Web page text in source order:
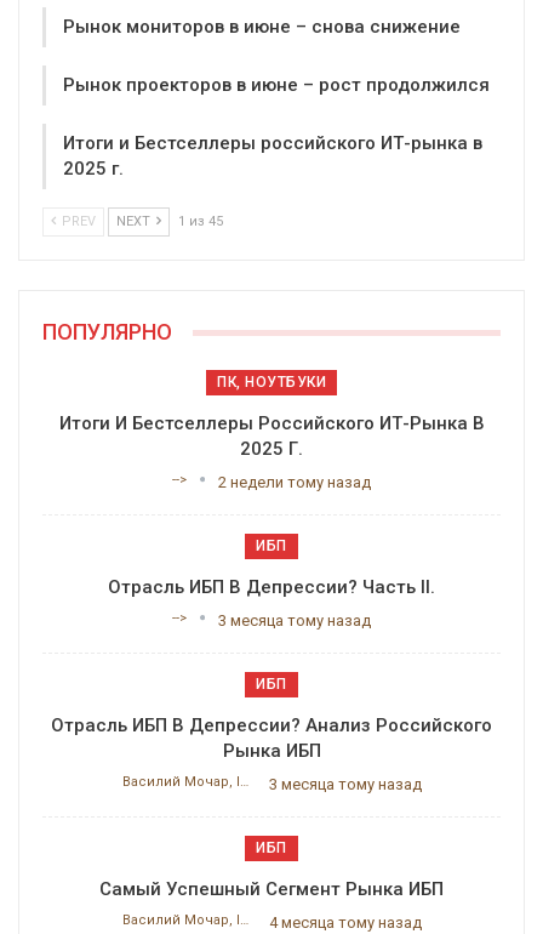
Рынок мониторов в июне – снова снижение
Рынок проекторов в июне – рост продолжился
Итоги и Бестселлеры российского ИТ-рынка в
2025 г.
PREV NEXT 1 из 45
ПОПУЛЯРНО
ПК, НОУТБУКИ
Итоги И Бестселлеры Российского ИТ-Рынка В
2025 Г.
--> 2 недели тому назад
ИБП
Отрасль ИБП В Депрессии? Часть II.
--> 3 месяца тому назад
ИБП
Отрасль ИБП В Депрессии? Анализ Российского
Рынка ИБП
Василий Мочар, ITResearch 3 месяца тому назад
ИБП
Самый Успешный Сегмент Рынка ИБП
Василий Мочар, ITResearch 4 месяца тому назад